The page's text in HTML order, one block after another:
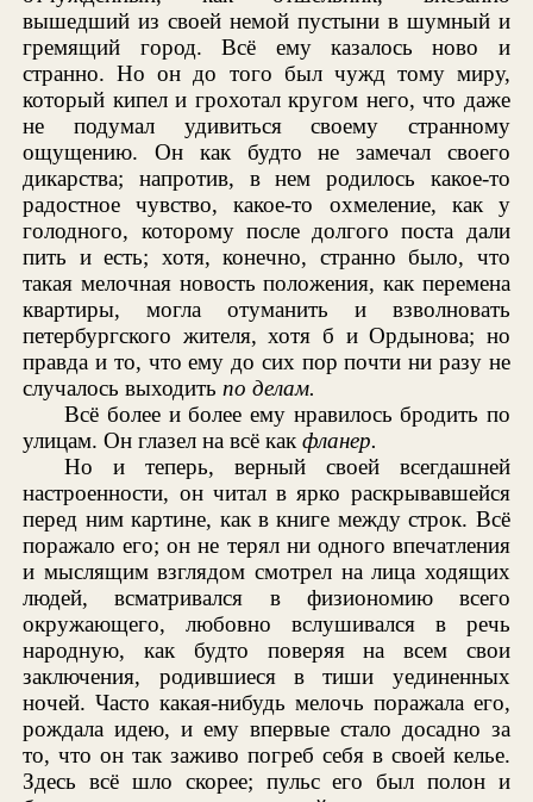
вышедший из своей немой пустыни в шумный и
гремящий город. Всё ему казалось ново и
странно. Но он до того был чужд тому миру,
который кипел и грохотал кругом него, что даже
не подумал удивиться своему странному
ощущению. Он как будто не замечал своего
дикарства; напротив, в нем родилось какое-то
радостное чувство, какое-то охмеление, как у
голодного, которому после долгого поста дали
пить и есть; хотя, конечно, странно было, что
такая мелочная новость положения, как перемена
квартиры, могла отуманить и взволновать
петербургского жителя, хотя б и Ордынова; но
правда и то, что ему до сих пор почти ни разу не
случалось выходить по делам.
Всё более и более ему нравилось бродить по
улицам. Он глазел на всё какфланер.
Но и теперь, верный своей всегдашней
настроенности, он читал в ярко раскрывавшейся
перед ним картине, как в книге между строк. Всё
поражало его; он не терял ни одного впечатления
и мыслящим взглядом смотрел на лица ходящих
людей, всматривался в физиономию всего
окружающего, любовно вслушивался в речь
народную, как будто поверяя на всем свои
заключения, родившиеся в тиши уединенных
ночей. Часто какая-нибудь мелочь поражала его,
рождала идею, и ему впервые стало досадно за
то, что он так заживо погреб себя в своей келье.
Здесь всё шло скорее; пульс его был полон и